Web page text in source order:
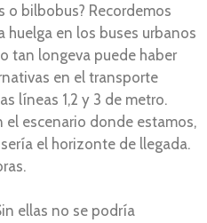
o bilbobus? Recordemos
huelga en los buses urbanos
tan longeva puede haber
en el transporte
líneas 1,2 y 3 de metro.
el escenario donde estamos,
el horizonte de llegada.
ellas no se podría